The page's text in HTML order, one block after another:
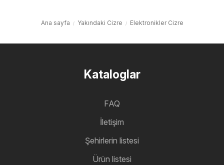
Ana sayfa Yakındaki Cizre Elektronikler Cizre
Kataloglar
FAQ
İletişim
Şehirlerin listesi
Ürün listesi